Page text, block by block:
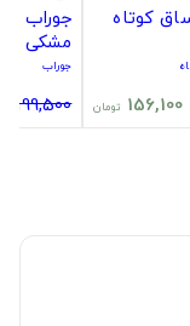
کوتاه
156,100 تومان
جوراب
مشکی
جوراب
199,500